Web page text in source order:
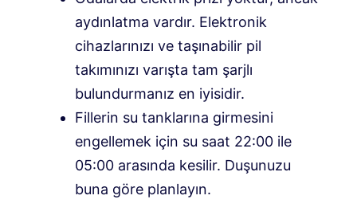
aydınlatma vardır. Elektronik
cihazlarınızı ve taşınabilir pil
takımınızı varışta tam şarjlı
bulundurmanız en iyisidir.
Fillerin su tanklarına girmesini
engellemek için su saat 22:00 ile
05:00 arasında kesilir. Duşunuzu
buna göre planlayın.